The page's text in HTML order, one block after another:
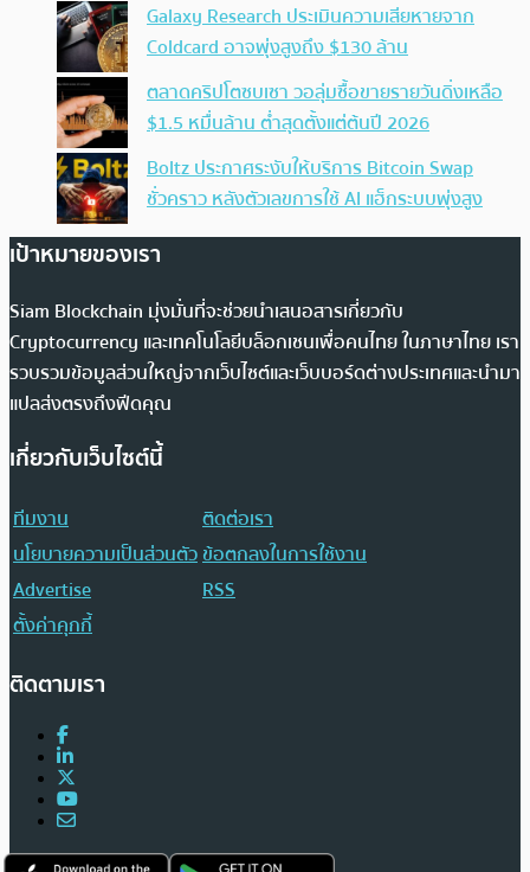
Galaxy Research ประเมินความเสียหายจาก
Coldcard อาจพุ่งสูงถึง $130 ล้าน
ตลาดคริปโตซบเซา วอลุ่มซื้อขายรายวันดิ่งเหลือ
$1.5 หมื่นล้าน ต่ำสุดตั้งแต่ต้นปี 2026
Boltz ประกาศระงับให้บริการ Bitcoin Swap
ชั่วคราว หลังตัวเลขการใช้ AI แฮ็กระบบพุ่งสูง
เป้าหมายของเรา
Siam Blockchain มุ่งมั่นที่จะช่วยนำเสนอสารเกี่ยวกับ
Cryptocurrency และเทคโนโลยีบล็อกเชนเพื่อคนไทย ในภาษาไทย เรา
รวบรวมข้อมูลส่วนใหญ่จากเว็บไซต์และเว็บบอร์ดต่างประเทศและนำมา
แปลส่งตรงถึงฟีดคุณ
เกี่ยวกับเว็บไซต์นี้
ทีมงาน
ติดต่อเรา
นโยบายความเป็นส่วนตัวข้อตกลงในการใช้งาน
Advertise
RSS
ตั้งค่าคุกกี้
ติดตามเรา